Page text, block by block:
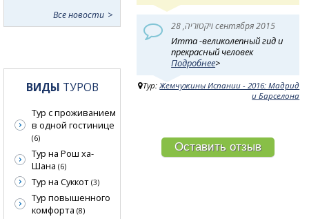
ויקטוריה, 28 сентября 2015
Итта -великолепный гид и
прекрасный человек
Подробнее>
Тур:Жемчужины Испании - 2016: Мадрид
и Барселона
Оставить отзыв
Все новости
ВИДЫ ТУРОВ
Тур с проживанием
в одной гостинице
(6)
Тур на Рош ха-
Шана (6)
Тур на Суккот (3)
Тур повышенного
комфорта (8)